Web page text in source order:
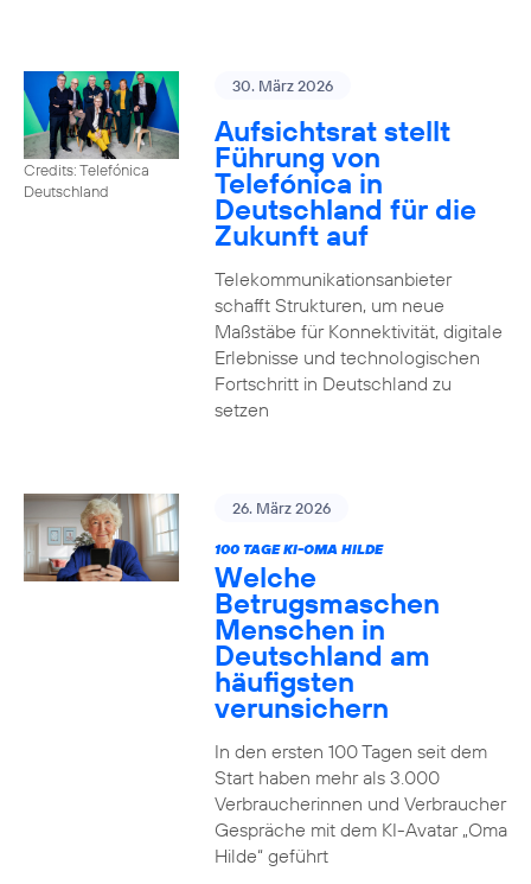
Credits: Telefónica
Deutschland
30. März 2026
Aufsichtsrat stellt
Führung von
Telefónica in
Deutschland für die
Zukunft auf
Telekommunikationsanbieter
schafft Strukturen, um neue
Maßstäbe für Konnektivität, digitale
Erlebnisse und technologischen
Fortschritt in Deutschland zu
setzen
26. März 2026
100 TAGE KI-OMA HILDE
Welche
Betrugsmaschen
Menschen in
Deutschland am
häufigsten
verunsichern
In den ersten 100 Tagen seit dem
Start haben mehr als 3.000
Verbraucherinnen und Verbraucher
Gespräche mit dem KI-Avatar „Oma
Hilde“ geführt